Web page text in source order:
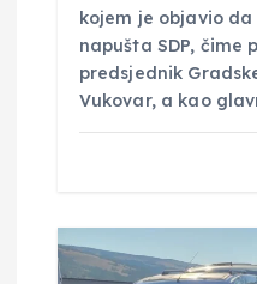
kojem je objavio
napušta SDP, čime
predsjednik
Vukovar, a kao